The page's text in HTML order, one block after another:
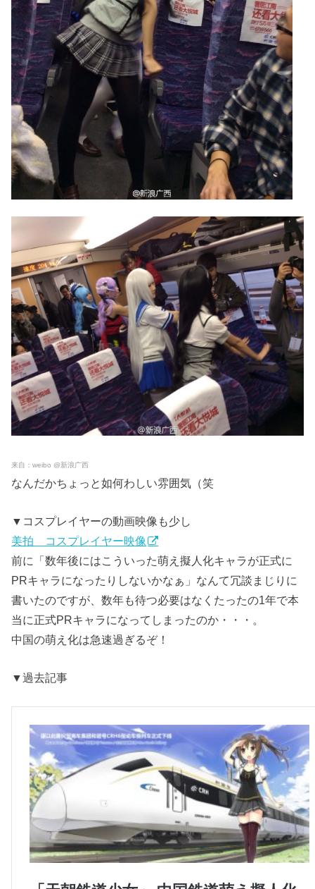
来自：weibo @新浪广西
なんだかちょっと如何わしい雰囲気（笑
▼コスプレイヤーの動画映像も少し
美拍 コスプレイヤー映像
前に「数年後にはこういった萌え擬人化キャラが正式に
PRキャラになったりしないかなぁ」なんて冗談まじりに
書いたのですが、数年も待つ必要はなくたったの1年で本
当に正式PRキャラになってしまったのか・・・。
中国の萌え化は急速過ぎるぞ！
▼過去記事